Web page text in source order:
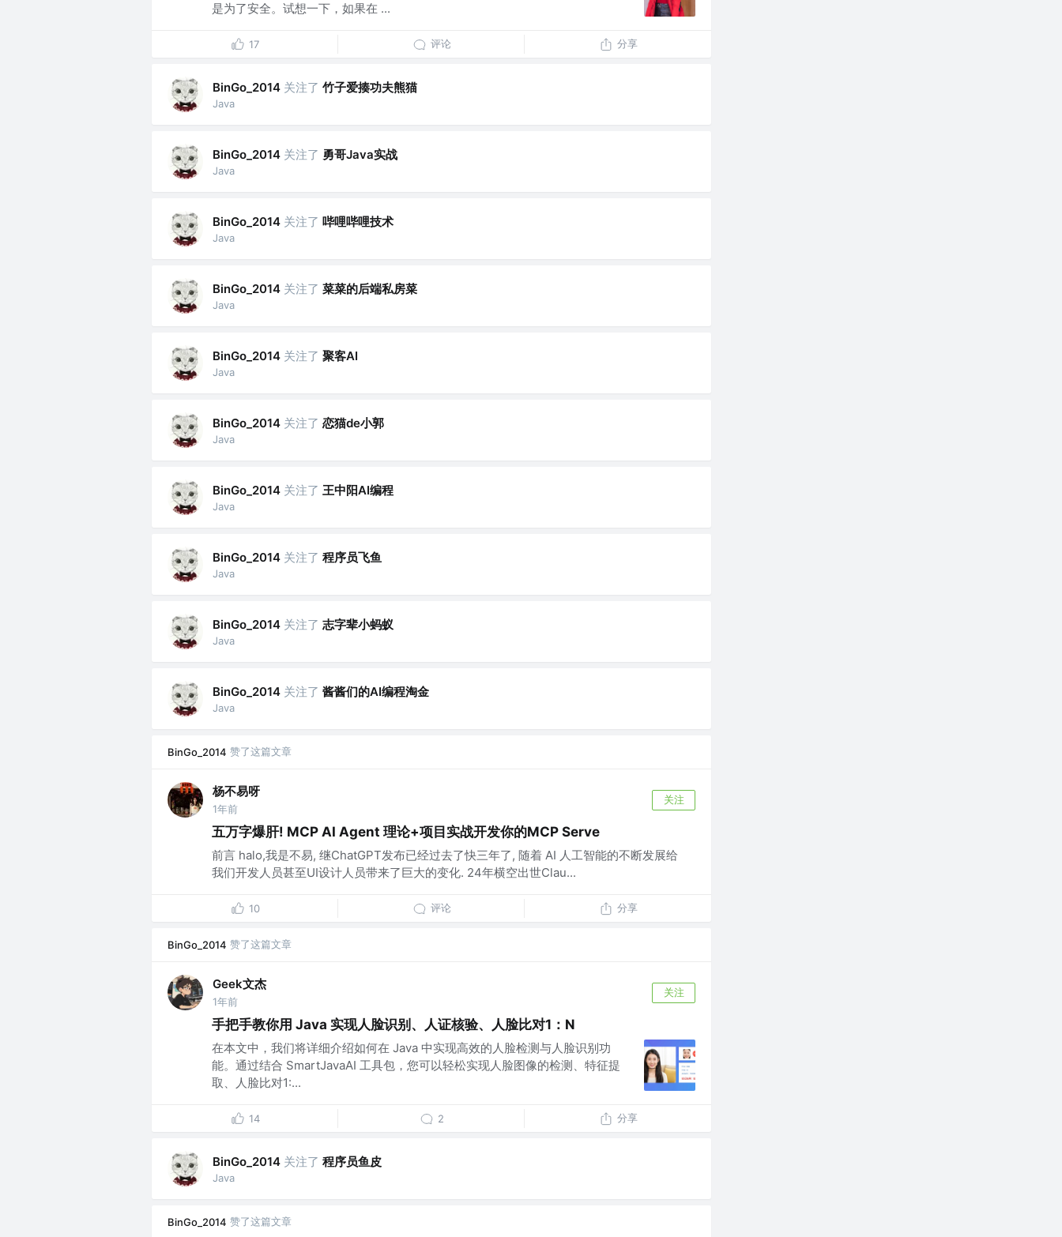
是为了安全。试想一下，如果在 ...
17 评论 分享
BinGo_2014 关注了 竹子爱揍功夫熊猫
Java
BinGo_2014 关注了 勇哥Java实战
Java
BinGo_2014 关注了 哔哩哔哩技术
Java
BinGo_2014 关注了 菜菜的后端私房菜
Java
BinGo_2014 关注了 聚客AI
Java
BinGo_2014 关注了 恋猫de小郭
Java
BinGo_2014 关注了 王中阳AI编程
Java
BinGo_2014 关注了 程序员飞鱼
Java
BinGo_2014 关注了 志字辈小蚂蚁
Java
BinGo_2014 关注了 酱酱们的AI编程淘金
Java
BinGo_2014 赞了这篇文章
杨不易呀
1年前
关注
五万字爆肝! MCP AI Agent 理论+项目实战开发你的MCP Serve
前言 halo,我是不易, 继ChatGPT发布已经过去了快三年了, 随着 AI 人工智能的不断发展给
我们开发人员甚至UI设计人员带来了巨大的变化. 24年横空出世Clau...
10 评论 分享
BinGo_2014 赞了这篇文章
Geek文杰
1年前
关注
手把手教你用 Java 实现人脸识别、人证核验、人脸比对1：N
在本文中，我们将详细介绍如何在 Java 中实现高效的人脸检测与人脸识别功
能。通过结合 SmartJavaAI 工具包，您可以轻松实现人脸图像的检测、特征提
取、人脸比对1:...
14 2 分享
BinGo_2014 关注了 程序员鱼皮
Java
BinGo_2014 赞了这篇文章